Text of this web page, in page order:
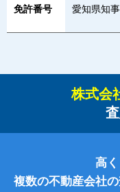
免許番号 愛知県知
株式会
高く
複数の不動産会社